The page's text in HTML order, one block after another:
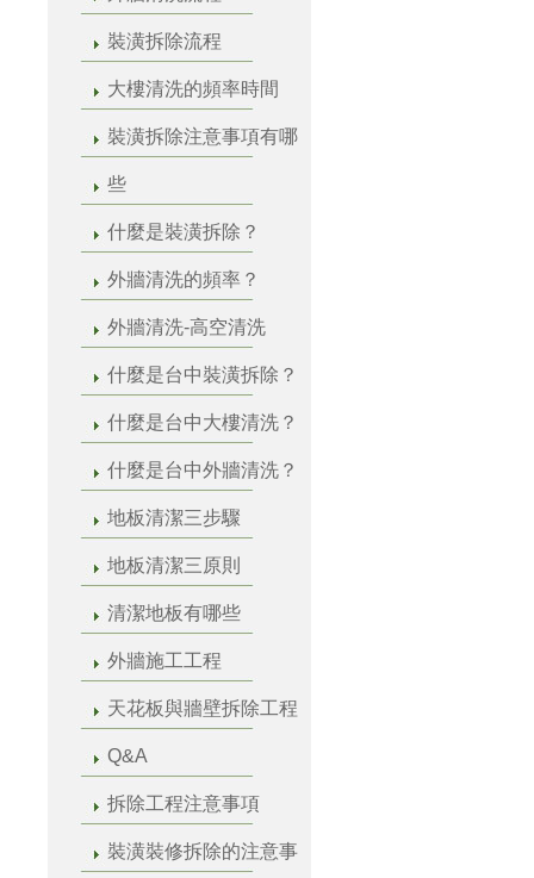
裝潢拆除流程
大樓清洗的頻率時間
裝潢拆除注意事項有哪
些
什麼是裝潢拆除？
外牆清洗的頻率？
外牆清洗-高空清洗
什麼是台中裝潢拆除？
什麼是台中大樓清洗？
什麼是台中外牆清洗？
地板清潔三步驟
地板清潔三原則
清潔地板有哪些
外牆施工工程
天花板與牆壁拆除工程
Q&A
拆除工程注意事項
裝潢裝修拆除的注意事